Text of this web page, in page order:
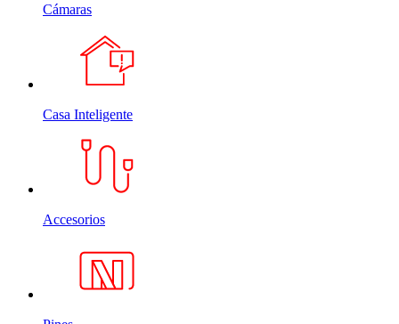
Cámaras
Casa Inteligente
Accesorios